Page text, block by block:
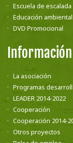
Escuela de escalada
Educación ambiental
DVD Promocional
La asociación
Programas
LEADER 2014-2022
Cooperación
Cooperación 2014-
Otros proyectos